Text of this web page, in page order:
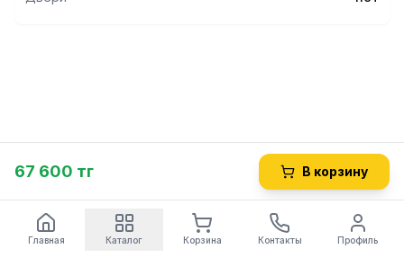
67 600 тг В корзину
Главная Каталог Корзина Контакты Профиль